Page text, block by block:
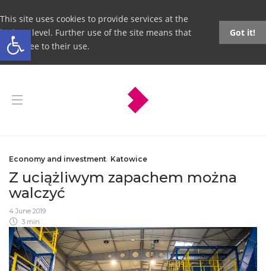
Open toolbar
This site uses cookies to provide services at the
highest level. Further use of the site means that
you agree to their use.
Got it!
Economy and investment, Katowice
Z uciążliwym zapachem można
walczyć
4 June 2019
3 min